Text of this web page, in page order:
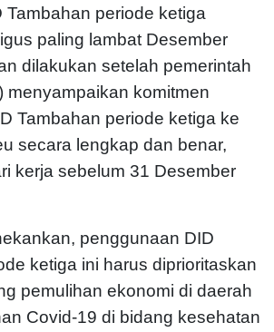
Tambahan periode ketiga
paling lambat Desember
dilakukan setelah pemerintah
menyampaikan komitmen
Tambahan periode ketiga ke
secara lengkap dan benar,
kerja sebelum 31 Desember
penggunaan DID
ketiga ini harus diprioritaskan
pemulihan ekonomi di daerah
Covid-19 di bidang kesehatan